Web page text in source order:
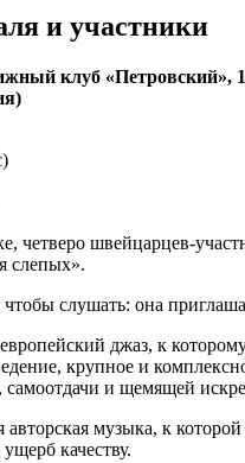
и участники
клуб «Петровский»,
четверо швейцарцев-
слепых».
слушать: она
джаз, к
крупное и
и щемящей
музыка, к
качеству.